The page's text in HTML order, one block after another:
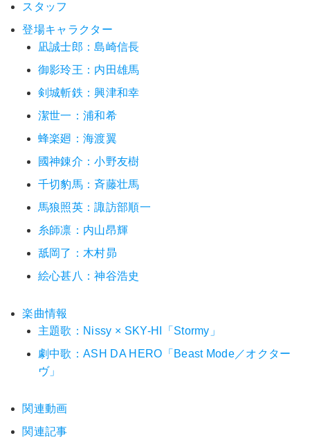
スタッフ
登場キャラクター
凪誠士郎：島崎信長
御影玲王：内田雄馬
剣城斬鉄：興津和幸
潔世一：浦和希
蜂楽廻：海渡翼
國神錬介：小野友樹
千切豹馬：斉藤壮馬
馬狼照英：諏訪部順一
糸師凛：内山昂輝
舐岡了：木村昴
絵心甚八：神谷浩史
楽曲情報
主題歌：Nissy × SKY-HI「Stormy」
劇中歌：ASH DA HERO「Beast Mode／オクター
ヴ」
関連動画
関連記事